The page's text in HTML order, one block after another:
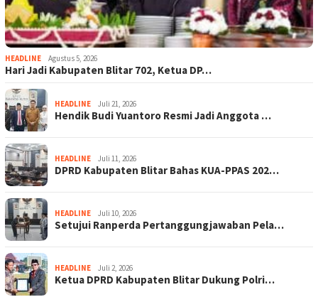
HEADLINE Agustus 5, 2026
Hari Jadi Kabupaten Blitar 702, Ketua DP…
HEADLINE Juli 21, 2026
Hendik Budi Yuantoro Resmi Jadi Anggota …
HEADLINE Juli 11, 2026
DPRD Kabupaten Blitar Bahas KUA-PPAS 202…
HEADLINE Juli 10, 2026
Setujui Ranperda Pertanggungjawaban Pela…
HEADLINE Juli 2, 2026
Ketua DPRD Kabupaten Blitar Dukung Polri…